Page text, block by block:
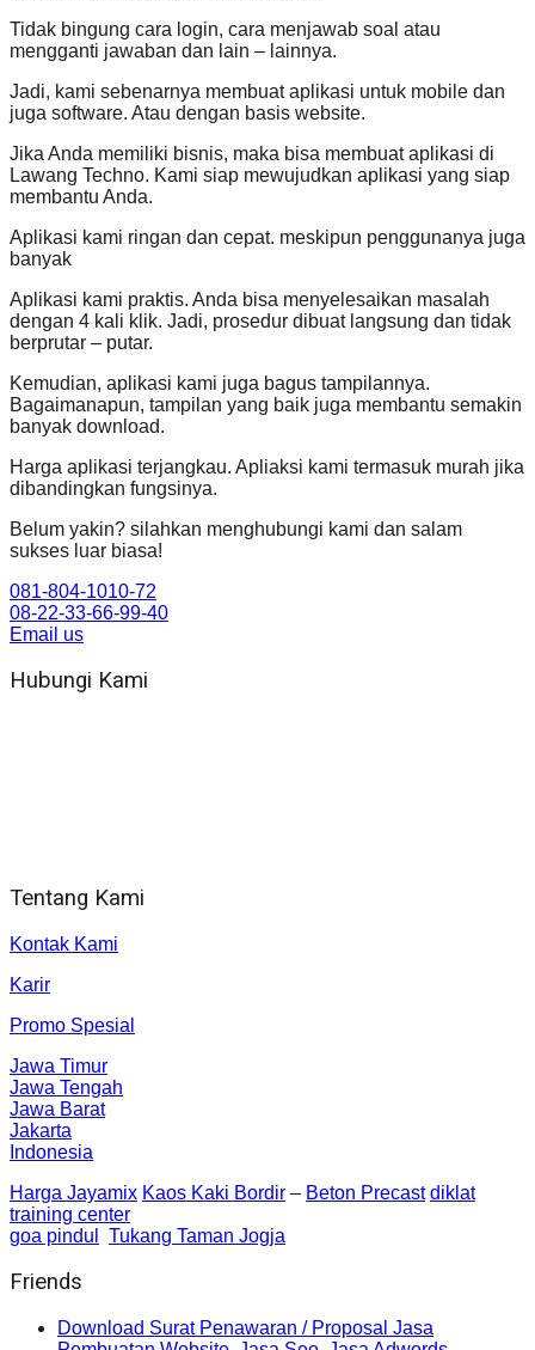
Tidak bingung cara login, cara menjawab soal atau
mengganti jawaban dan lain – lainnya.
Jadi, kami sebenarnya membuat aplikasi untuk mobile dan
juga software. Atau dengan basis website.
Jika Anda memiliki bisnis, maka bisa membuat aplikasi di
Lawang Techno. Kami siap mewujudkan aplikasi yang siap
membantu Anda.
Aplikasi kami ringan dan cepat. meskipun penggunanya juga
banyak
Aplikasi kami praktis. Anda bisa menyelesaikan masalah
dengan 4 kali klik. Jadi, prosedur dibuat langsung dan tidak
berprutar – putar.
Kemudian, aplikasi kami juga bagus tampilannya.
Bagaimanapun, tampilan yang baik juga membantu semakin
banyak download.
Harga aplikasi terjangkau. Apliaksi kami termasuk murah jika
dibandingkan fungsinya.
Belum yakin? silahkan menghubungi kami dan salam
sukses luar biasa!
081-804-1010-72
08-22-33-66-99-40
Email us
Hubungi Kami
Tentang Kami
Kontak Kami
Karir
Promo Spesial
Jawa Timur
Jawa Tengah
Jawa Barat
Jakarta
Indonesia
Harga Jayamix Kaos Kaki Bordir – Beton Precast diklat
training center
goa pindul
Tukang Taman Jogja
Friends
Download Surat Penawaran / Proposal Jasa